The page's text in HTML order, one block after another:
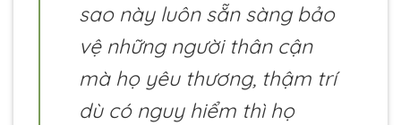
sao này luôn sẵn sàng bảo
vệ những người thân cận
mà họ yêu thương, thậm trí
dù có nguy hiểm thì họ